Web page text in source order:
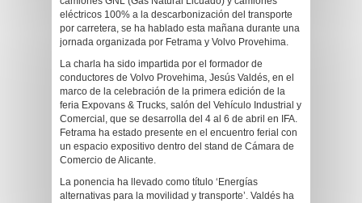
eléctricos 100% a la descarbonización del transporte
por carretera, se ha hablado esta mañana durante una
jornada organizada por Fetrama y Volvo Provehima.
La charla ha sido impartida por el formador de
conductores de Volvo Provehima, Jesús Valdés, en el
marco de la celebración de la primera edición de la
feria Expovans & Trucks, salón del Vehículo Industrial y
Comercial, que se desarrolla del 4 al 6 de abril en IFA.
Fetrama ha estado presente en el encuentro ferial con
un espacio expositivo dentro del stand de Cámara de
Comercio de Alicante.
La ponencia ha llevado como título ‘Energías
alternativas para la movilidad y transporte’. Valdés ha